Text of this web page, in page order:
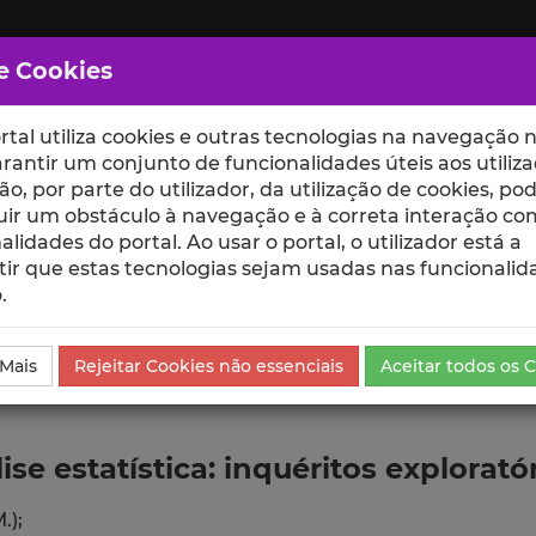
ESCOLAS UNIDADES
estatística: inquéritos
Cookies
utiliza cookies e outras tecnologias na navegação
um conjunto de funcionalidades úteis aos
por parte do utilizador, da utilização de cookies,
um obstáculo à navegação e à correta interação
do portal. Ao usar o portal, o utilizador está a
que estas tecnologias sejam usadas nas
Rejeitar Cookies não essenciais Aceitar todos os